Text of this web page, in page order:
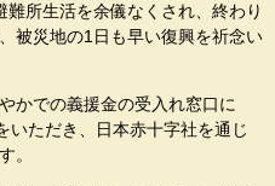
所生活を余儀なくされ、終わり
被災地の1日も早い復興を祈念い
かでの義援金の受入れ窓口に
いただき、日本赤十字社を通じ
。